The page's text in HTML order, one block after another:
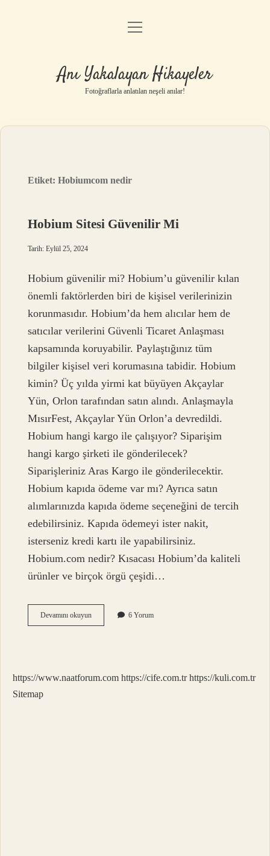
Anasayfa
Yasal Uyarı
menüyü
Anı Yakalayan Hikayeler
Fotoğraflarla anlatılan neşeli anılar!
Etiket:Hobiumcom nedir
Hobium Sitesi Güvenilir Mi
Tarih: Eylül 25, 2024
Hobium güvenilir mi? Hobium’u güvenilir kılan
önemli faktörlerden biri de kişisel verilerinizin
korunmasıdır. Hobium’da hem alıcılar hem de
satıcılar verilerini Güvenli Ticaret Anlaşması
kapsamında koruyabilir. Paylaştığınız tüm
bilgiler kişisel veri korumasına tabidir. Hobium
kimin? Üç yılda yirmi kat büyüyen Akçaylar
Yün, Orlon tarafından satın alındı. Anlaşmayla
MısırFest, Akçaylar Yün Orlon’a devredildi.
Hobium hangi kargo ile çalışıyor? Siparişim
hangi kargo şirketi ile gönderilecek?
Siparişleriniz Aras Kargo ile gönderilecektir.
Hobium kapıda ödeme var mı? Ayrıca satın
alımlarınızda kapıda ödeme seçeneğini de tercih
edebilirsiniz. Kapıda ödemeyi ister nakit,
isterseniz kredi kartı ile yapabilirsiniz.
Hobium.com nedir? Kısacası Hobium’da kaliteli
ürünler ve birçok örgü çeşidi…
Devamını okuyunHobium
Sitesi
6 Yorum
https://www.naatforum.com https://cife.com.tr https://kuli.com.tr
Sitemap